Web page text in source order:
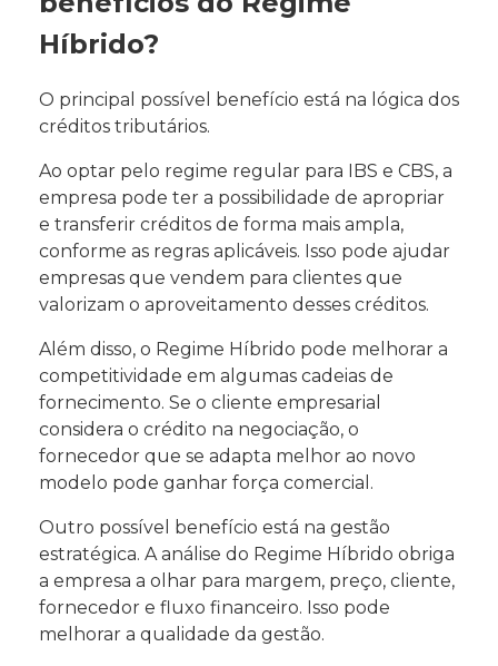
Híbrido?
O principal possível benefício está na lógica dos
créditos tributários.
Ao optar pelo regime regular para IBS e CBS, a
empresa pode ter a possibilidade de apropriar
e transferir créditos de forma mais ampla,
conforme as regras aplicáveis. Isso pode ajudar
empresas que vendem para clientes que
valorizam o aproveitamento desses créditos.
Além disso, o Regime Híbrido pode melhorar a
competitividade em algumas cadeias de
fornecimento. Se o cliente empresarial
considera o crédito na negociação, o
fornecedor que se adapta melhor ao novo
modelo pode ganhar força comercial.
Outro possível benefício está na gestão
estratégica. A análise do Regime Híbrido obriga
a empresa a olhar para margem, preço, cliente,
fornecedor e fluxo financeiro. Isso pode
melhorar a qualidade da gestão.